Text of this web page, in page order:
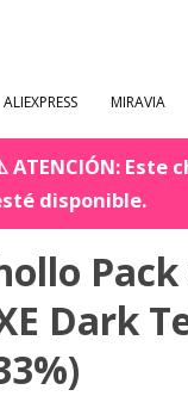
ALIEXPRESS MIRAVIA
ATENCIÓN: Este
disponible.
Dark